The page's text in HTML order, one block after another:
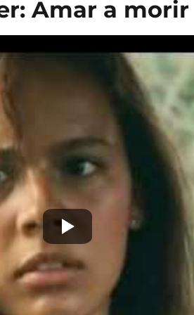
Amar a morir